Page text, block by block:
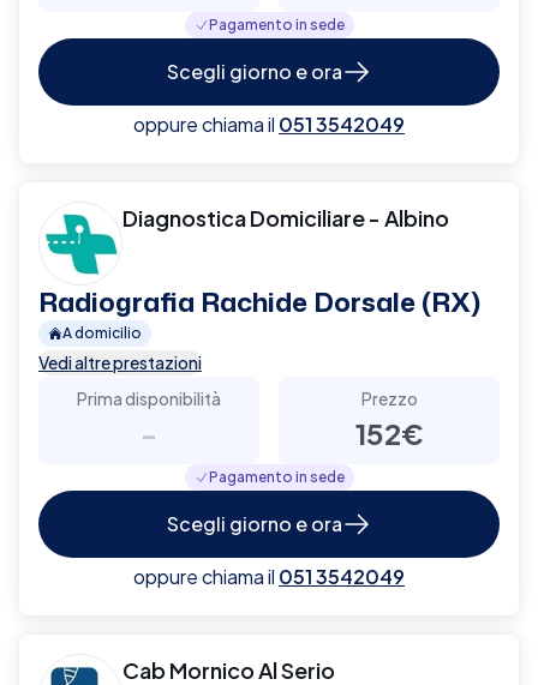
Pagamento in sede
Scegli giorno e ora
oppure chiama il 051 3542049
Diagnostica Domiciliare - Albino
Radiografia Rachide Dorsale (RX)
A domicilio
Vedi altre prestazioni
Prima disponibilità
-
Prezzo
152€
Pagamento in sede
Scegli giorno e ora
oppure chiama il 051 3542049
Cab Mornico Al Serio